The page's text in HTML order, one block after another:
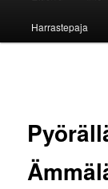
Harrastepaja